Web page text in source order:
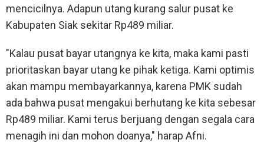
mencicilnya. Adapun utang kurang salur pusat ke
Kabupaten Siak sekitar Rp489 miliar.
"Kalau pusat bayar utangnya ke kita, maka kami pasti
prioritaskan bayar utang ke pihak ketiga. Kami optimis
akan mampu membayarkannya, karena PMK sudah
ada bahwa pusat mengakui berhutang ke kita sebesar
Rp489 miliar. Kami terus berjuang dengan segala cara
menagih ini dan mohon doanya," harap Afni.